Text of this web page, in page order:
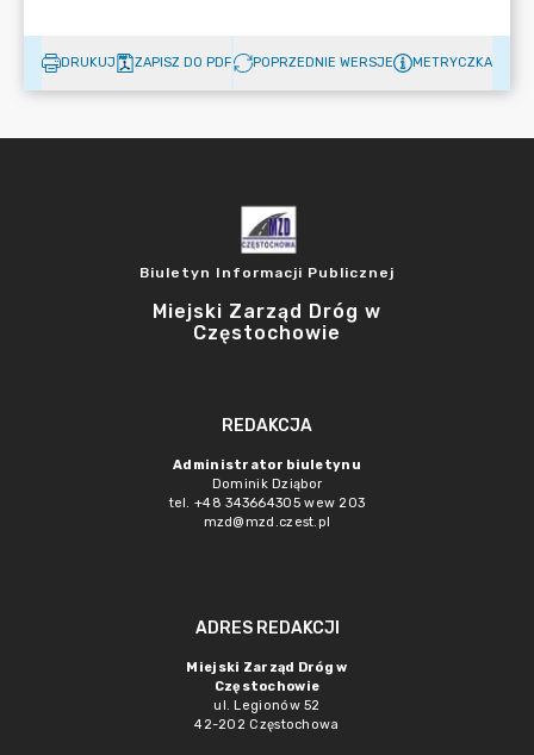
DRUKUJ ZAPISZ DO PDF POPRZEDNIE WERSJE METRYCZKA
Biuletyn Informacji Publicznej
Miejski Zarząd Dróg w
Częstochowie
REDAKCJA
Administrator biuletynu
Dominik Dziąbor
tel. +48 343664305 wew 203
mzd@mzd.czest.pl
ADRES REDAKCJI
Miejski Zarząd Dróg w
Częstochowie
ul. Legionów 52
42-202 Częstochowa